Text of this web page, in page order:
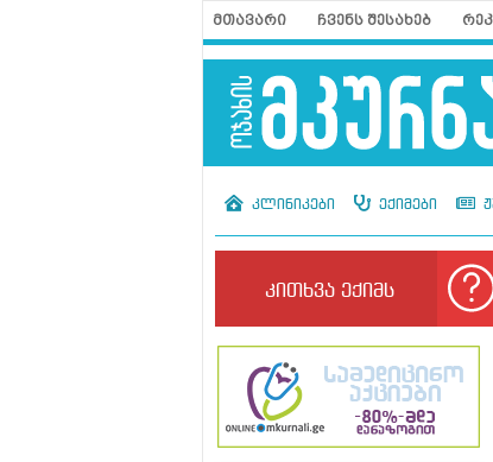
მთავარი ჩვენს შესახებ
კლინიკები ექიმები
კითხვა ექიმს